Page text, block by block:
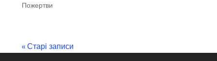
Пожертви
« Старі записи